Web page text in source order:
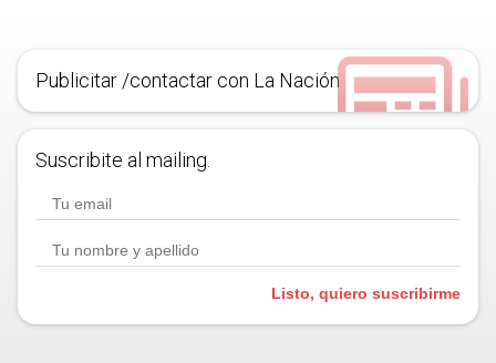
Publicitar /contactar con La Nación
Suscribite al mailing.
Listo, quiero suscribirme